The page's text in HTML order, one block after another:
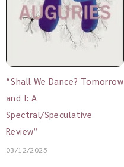
“Shall We Dance? Tomorrow
and I: A
Spectral/Speculative
Review”
03/12/2025